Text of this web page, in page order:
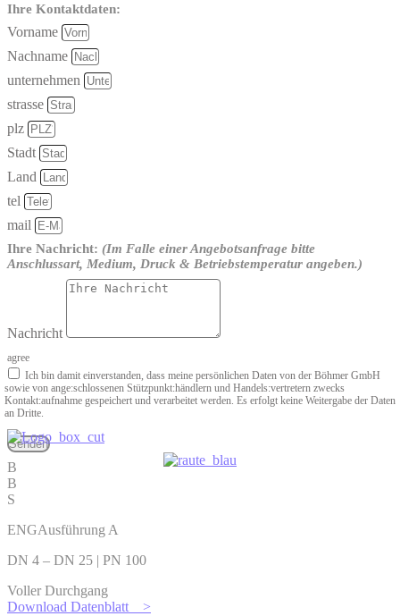
Ihre Kontaktdaten:
Vorname
Nachname
unternehmen
strasse
plz
Stadt
Land
tel
mail
Ihre Nachricht: (Im Falle einer Angebotsanfrage bitte
Anschlussart, Medium, Druck & Betriebstemperatur angeben.)
Nachricht
agree
Ich bin damit einverstanden, dass meine persönlichen Daten von der Böhmer GmbH
sowie von ange­:schlossenen Stützpunkt­:händlern und Handels­:vertretern zwecks
Kontakt­:aufnahme gespeichert und verarbeitet werden. Es erfolgt keine Weitergabe der Daten
an Dritte.
Senden
B
B
S
ENGAusführung A
DN 4 – DN 25 | PN 100
Voller Durchgang
Download Datenblatt >